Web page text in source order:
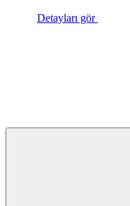
Detayları gör